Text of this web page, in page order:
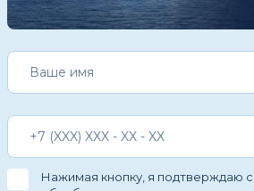
Нажимая кнопку, я подтверждаю